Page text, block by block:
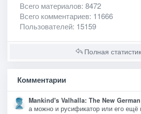
Всего материалов: 8472
Всего комментариев: 11666
Пользователей: 15159
Полная
Комментарии
Mankind's Valhalla: The New
а можно и русификатор или его ещё